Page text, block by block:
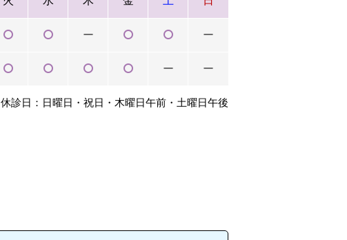
ー ー
ー ー
休診日：日曜日・祝日・木曜日午前・土曜日午後